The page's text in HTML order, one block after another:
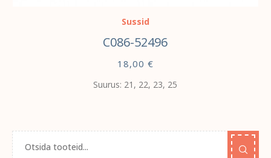
Sussid
C086-52496
18,00 €
Suurus: 21, 22, 23, 25